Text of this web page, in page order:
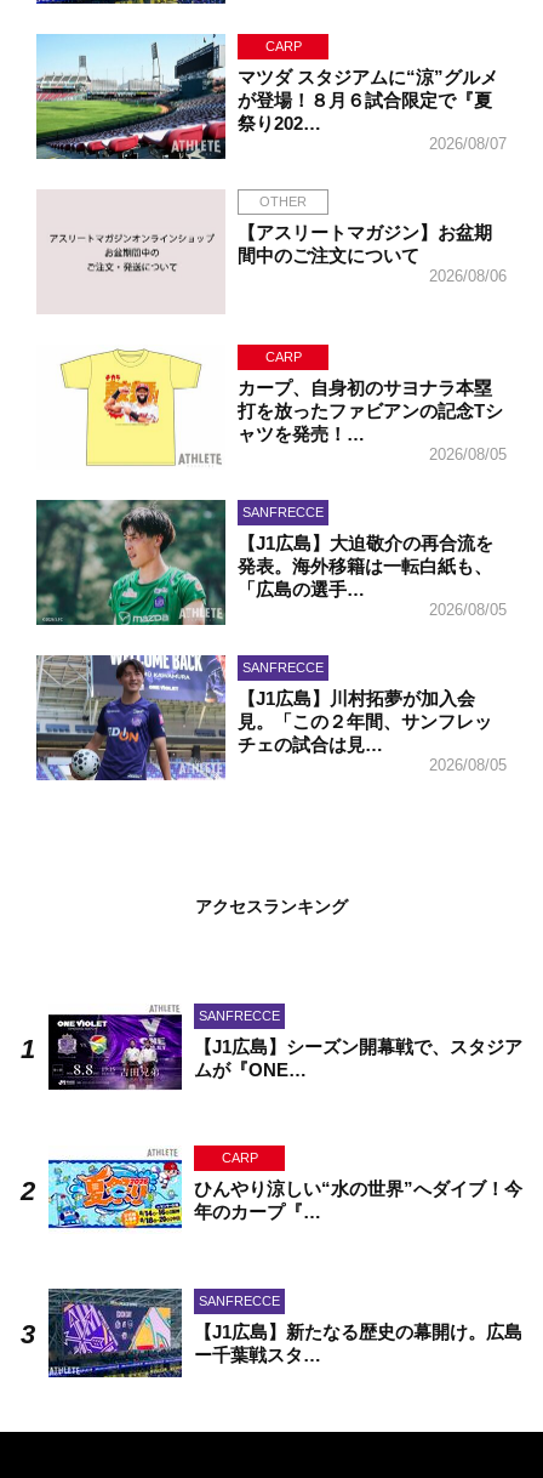
CARP
マツダ スタジアムに“涼”グルメ
が登場！８月６試合限定で『夏
祭り202…
2026/08/07
OTHER
【アスリートマガジン】お盆期
間中のご注文について
2026/08/06
CARP
カープ、自身初のサヨナラ本塁
打を放ったファビアンの記念Tシ
ャツを発売！…
2026/08/05
SANFRECCE
【J1広島】大迫敬介の再合流を
発表。海外移籍は一転白紙も、
「広島の選手…
2026/08/05
SANFRECCE
【J1広島】川村拓夢が加入会
見。「この２年間、サンフレッ
チェの試合は見…
2026/08/05
アクセスランキング
SANFRECCE
【J1広島】シーズン開幕戦で、スタジア
ムが『ONE…
CARP
ひんやり涼しい“水の世界”へダイブ！今
年のカープ『…
SANFRECCE
【J1広島】新たなる歴史の幕開け。広島
ー千葉戦スタ…